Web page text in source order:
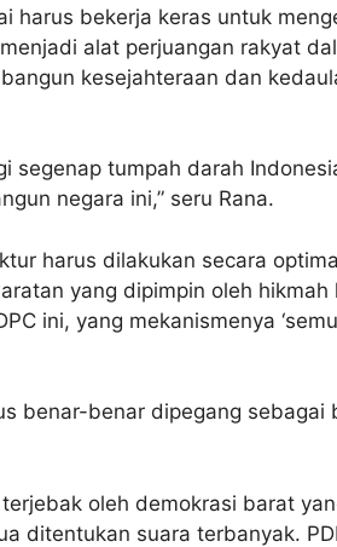
harus bekerja keras untuk
alat perjuangan rakyat
kesejahteraan dan
segenap tumpah darah
negara ini,” seru Rana.
harus dilakukan secara
yang dipimpin oleh
ini, yang mekanismenya
benar-benar dipegang sebagai
oleh demokrasi barat
ditentukan suara terbanyak.